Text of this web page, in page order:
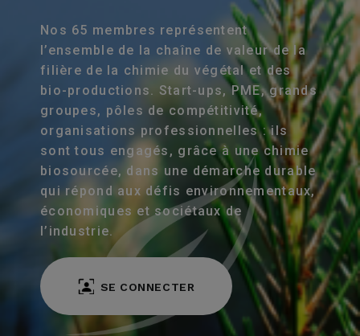
Nos 65 membres représentent
l’ensemble de la chaîne de valeur de la
filière de la chimie du végétal et des
bio-productions. Start-ups, PME, grands
groupes, pôles de compétitivité,
organisations professionnelles : ils
sont tous engagés, grâce à une chimie
biosourcée, dans une démarche durable
qui répond aux défis environnementaux,
économiques et sociétaux de
l’industrie.
SE CONNECTER